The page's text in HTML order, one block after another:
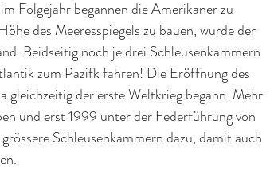
Folgejahr begannen die Amerikaner zu
des Meeresspiegels zu bauen, wurde der
Beidseitig noch je drei Schleusenkammern
zum Pazifk fahren! Die Eröffnung des
gleichzeitig der erste Weltkrieg begann. Mehr
und erst 1999 unter der Federführung von
Schleusenkammern dazu, damit auch